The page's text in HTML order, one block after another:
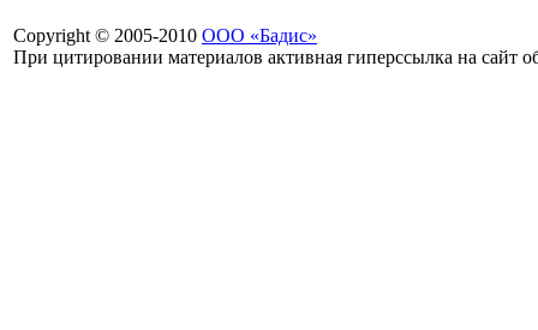
Copyright © 2005-2010 ООО «Бадис»
При цитировании материалов активная гиперссылка на сайт